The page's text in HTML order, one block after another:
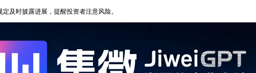
及时披露进展，提醒投资者注意风险。